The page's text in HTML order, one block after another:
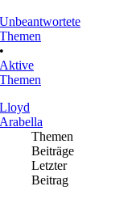
Unbeantwortete
Themen
•
Aktive
Themen
Lloyd
Arabella
Themen
Beiträge
Letzter
Beitrag